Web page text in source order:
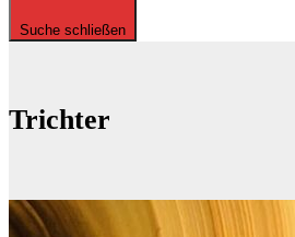
Suche schließen
Trichter